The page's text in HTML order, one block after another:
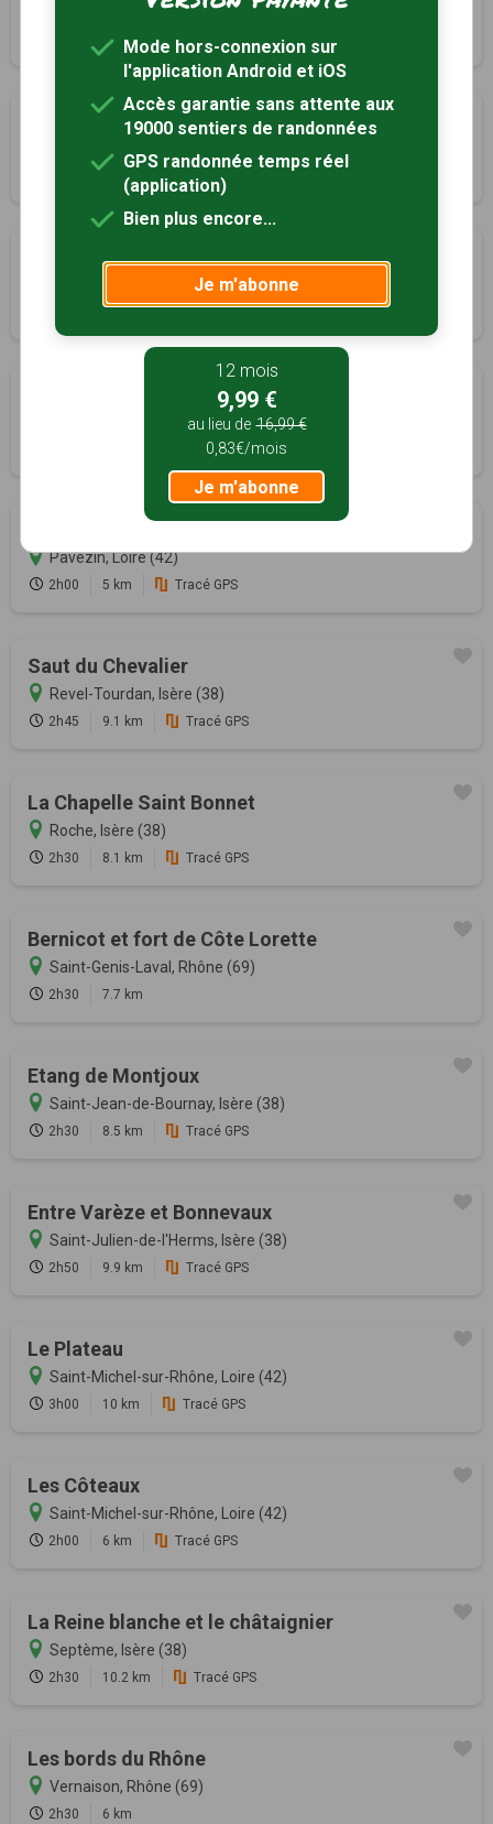
Longes, Rhône (69)
8 km Tracé GPS
Dizimieux
12 km Tracé GPS
La Chapelle de Nuzières
11 km Tracé GPS
Montseveroux, Isère (38)
Tracé GPS
Pavezin, Loire (42)
2h00 5 km Tracé GPS
Saut du Chevalier
Revel-Tourdan, Isère (38)
2h45 9.1 km Tracé GPS
La Chapelle Saint Bonnet
Roche, Isère (38)
2h30 8.1 km Tracé GPS
Bernicot et fort de Côte Lorette
Saint-Genis-Laval, Rhône (69)
2h30 7.7 km
Etang de Montjoux
Saint-Jean-de-Bournay, Isère (38)
2h30 8.5 km Tracé GPS
Entre Varèze et Bonnevaux
Saint-Julien-de-l'Herms, Isère (38)
2h50 9.9 km Tracé GPS
Le Plateau
Saint-Michel-sur-Rhône, Loire (42)
3h00 10 km Tracé GPS
Les Côteaux
Saint-Michel-sur-Rhône, Loire (42)
2h00 6 km Tracé GPS
La Reine blanche et le châtaignier
Septème, Isère (38)
2h30 10.2 km Tracé GPS
Les bords du Rhône
Vernaison, Rhône (69)
2h30 6 km
Mode hors-connexion sur
l'application Android et iOS
Accès garantie sans attente aux
19000 sentiers de randonnées
GPS randonnée temps réel
(application)
Bien plus encore...
Je m'abonne
12 mois
9,99 €
au lieu de 16,99 €
0,83€/mois
Je m'abonne